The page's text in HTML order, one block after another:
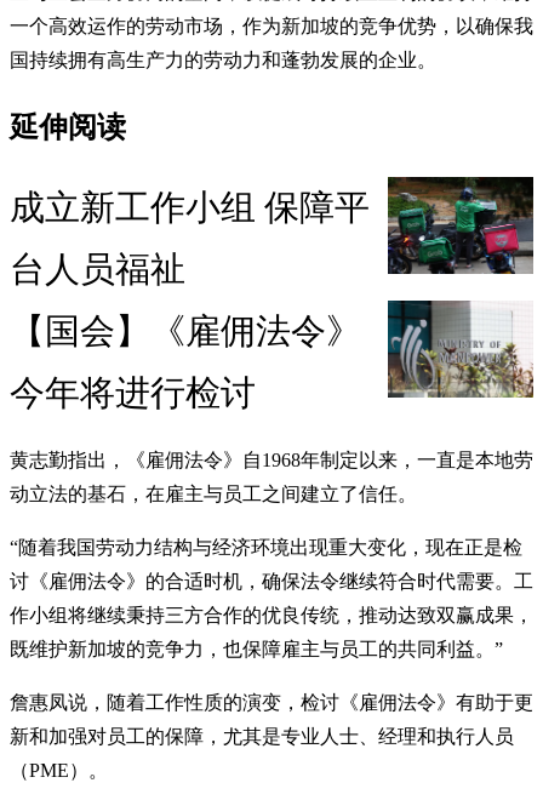
一个高效运作的劳动市场，作为新加坡的竞争优势，以确保我
国持续拥有高生产力的劳动力和蓬勃发展的企业。
延伸阅读
成立新工作小组 保障平
台人员福祉
【国会】《雇佣法令》
今年将进行检讨
黄志勤指出，《雇佣法令》自1968年制定以来，一直是本地劳
动立法的基石，在雇主与员工之间建立了信任。
“随着我国劳动力结构与经济环境出现重大变化，现在正是检
讨《雇佣法令》的合适时机，确保法令继续符合时代需要。工
作小组将继续秉持三方合作的优良传统，推动达致双赢成果，
既维护新加坡的竞争力，也保障雇主与员工的共同利益。”
詹惠凤说，随着工作性质的演变，检讨《雇佣法令》有助于更
新和加强对员工的保障，尤其是专业人士、经理和执行人员
（PME）。